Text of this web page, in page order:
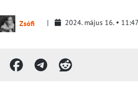
Zsófi 2024. május 16. 11:47